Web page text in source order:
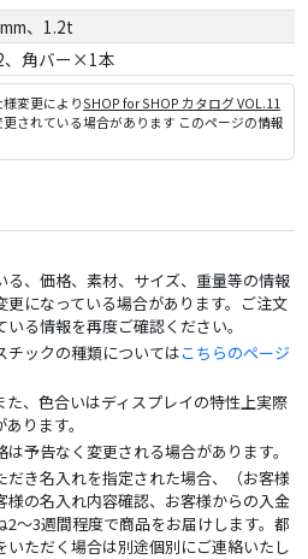
、1.2t
角バー×1本
様変更によりSHOP for SHOP カタログ VOL.11
されている場合があります このページの情報
る、価格、素材、サイズ、重量等の情報
になっている場合があります。ご注文
る情報を再度ご確認ください。
チックの種類についてはこちらのページ
、色合いはディスプレイの特性上実際
ります。
予告なく変更される場合があります。
だき名入れを指定された場合、（お客様
様の名入れ内容確認、お客様からの入金
～3週間程度で商品をお届けします。都
ただく場合は別途個別にご連絡いたし